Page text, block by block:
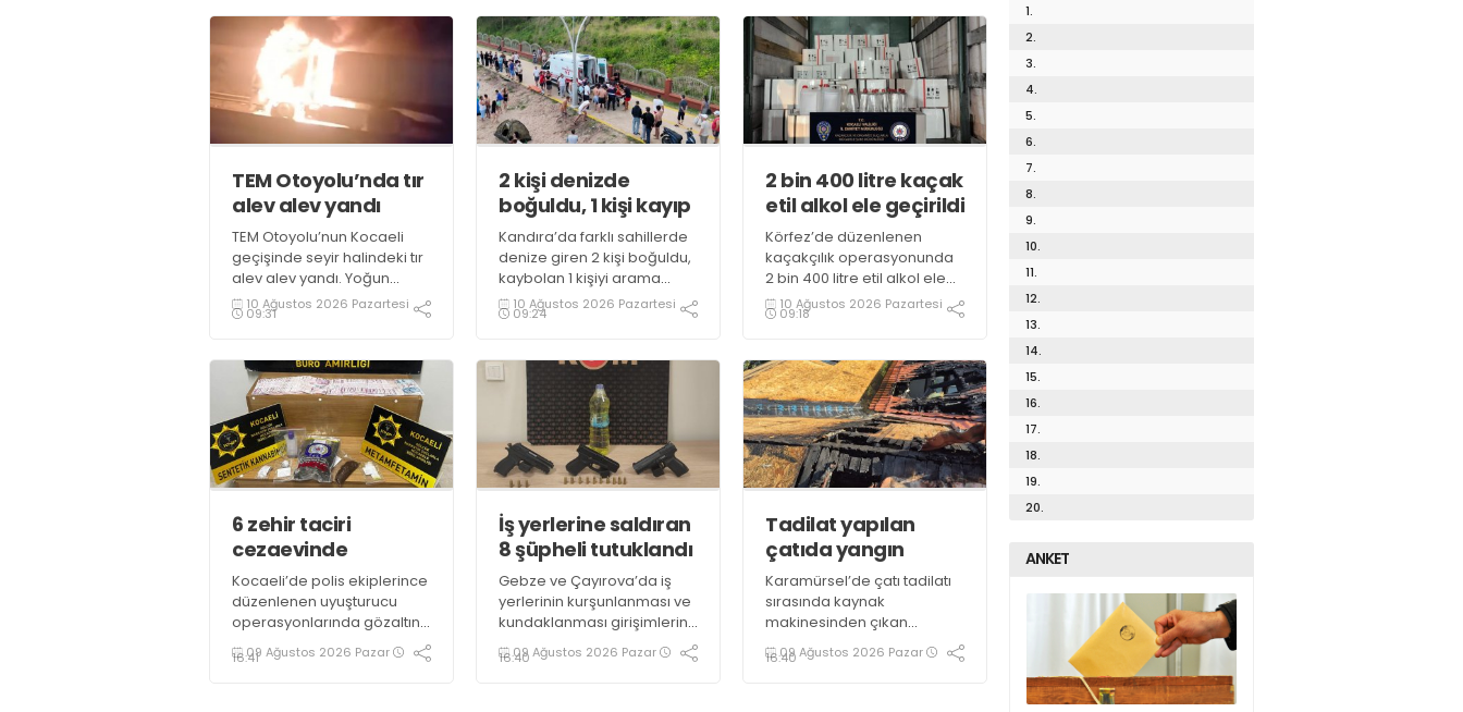
TEM Otoyolu’nda tır
alev alev yandı
TEM Otoyolu’nun Kocaeli
geçişinde seyir halindeki tır
alev alev yandı. Yoğun
duman kentin çeşitli
noktalarından görülürken,
cep telefonu kameralarına
yansıdı
10 Ağustos 2026 Pazartesi
09:31
2 kişi denizde
boğuldu, 1 kişi kayıp
Kandıra’da farklı sahillerde
denize giren 2 kişi boğuldu,
kaybolan 1 kişiyi arama
çalışmaları sürüyor
10 Ağustos 2026 Pazartesi
09:24
2 bin 400 litre kaçak
etil alkol ele geçirildi
Körfez’de düzenlenen
kaçakçılık operasyonunda
2 bin 400 litre etil alkol ele
geçirildi, 3 şüpheli gözaltına
alındı
10 Ağustos 2026 Pazartesi
09:18
6 zehir taciri
cezaevinde
Kocaeli’de polis ekiplerince
düzenlenen uyuşturucu
operasyonlarında gözaltına
alınan 11 şüpheliden 6’sı
tutuklandı
09 Ağustos 2026 Pazar
16:41
İş yerlerine saldıran
8 şüpheli tutuklandı
Gebze ve Çayırova’da iş
yerlerinin kurşunlanması ve
kundaklanması girişimlerine
ilişkin operasyonda
gözaltına alınan 8 şüpheli
09 Ağustos 2026 Pazar
16:40
Tadilat yapılan
çatıda yangın
Karamürsel’de çatı tadilatı
sırasında kaynak
makinesinden çıkan
kıvılcımlar yangına neden
oldu. Alevlerin sardığı çatı,
09 Ağustos 2026 Pazar
16:40
1.
2.
3.
4.
5.
6.
7.
8.
9.
10.
11.
12.
13.
14.
15.
16.
17.
18.
19.
20.
ANKET